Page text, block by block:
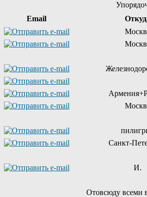
Email
Санкт-
И.
Отовсюду всеми